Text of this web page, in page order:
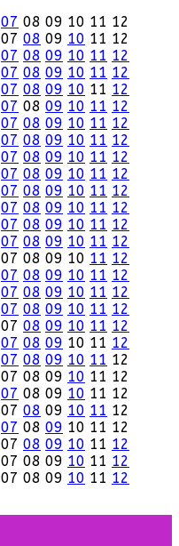
07 08 09 10 11 12
07 08 09 10 11 12
07 08 09 10 11 12
07 08 09 10 11 12
07 08 09 10 11 12
07 08 09 10 11 12
07 08 09 10 11 12
07 08 09 10 11 12
07 08 09 10 11 12
07 08 09 10 11 12
07 08 09 10 11 12
07 08 09 10 11 12
07 08 09 10 11 12
07 08 09 10 11 12
07 08 09 10 11 12
07 08 09 10 11 12
07 08 09 10 11 12
07 08 09 10 11 12
07 08 09 10 11 12
07 08 09 10 11 12
07 08 09 10 11 12
07 08 09 10 11 12
07 08 09 10 11 12
07 08 09 10 11 12
07 08 09 10 11 12
07 08 09 10 11 12
07 08 09 10 11 12
07 08 09 10 11 12